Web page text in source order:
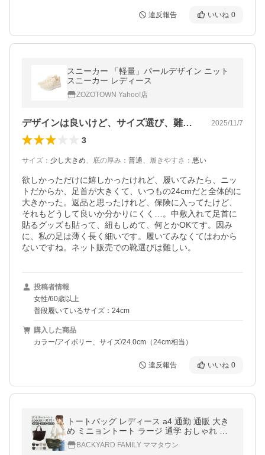
違反報告 いいね 0
スニーカー 「軽量」パールデザイン ニット
スニーカー レディース
ZOZOTOWN Yahoo!店
デザインは良いけど、サイズ選び、難しい靴 2025/11/7
3
サイズ ： 少し大きめ、 底の厚み ： 普通、 履きやすさ ： 悪い
欲しかっただけに嬉しかったけれど、履いてみたら、ニッ
トだからか、足首が大きくて、いつもの24cmだと全体的に
大きかった。返品と思ったけれど、保険に入ってたけど、
それもどうして良いか分かりにくく…。中敷入れて足首に
貼るグッズも貼って、紐もしめて、何とかOKてす。因み
に、私の足は薄く長く細いです。履いてみなくてはわから
ないですね。ネット販売での靴選びは難しい。
投稿者情報
女性/60歳以上
普段履いているサイズ：24cm
購入した商品
カラー/アイボリー、サイズ/24.0cm（24cm相当）
違反報告 いいね 0
トートバッグ レディース a4 通勤 通販 大き
め ミニョントート ラージ 通学 おしゃれ シ
ンプル 大人 かわいい 大容量 使いやすい マ
チ広 トートバッグ
BACKYARD FAMILY ママタウン